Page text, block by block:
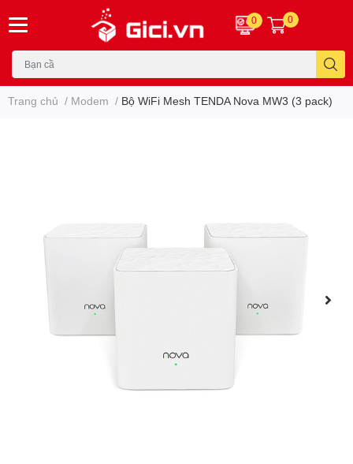
0 0
Trang chủ / Modem / Bộ WiFi Mesh TENDA Nova MW3 (3 pack)